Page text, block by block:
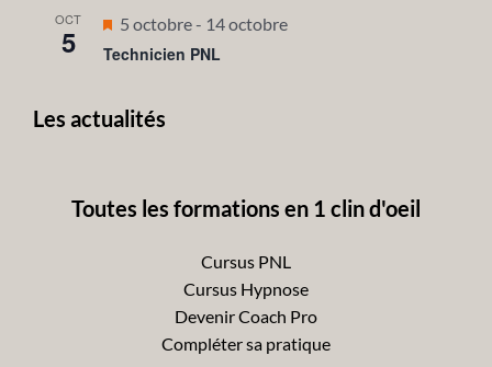
OCT
5
Mis
en
5 octobre- 14 octobre
Technicien PNL
Les actualités
Toutes les formations en 1 clin d'oeil
Cursus PNL
Cursus Hypnose
Devenir Coach Pro
Compléter sa pratique